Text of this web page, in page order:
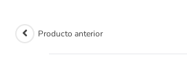
Producto anterior